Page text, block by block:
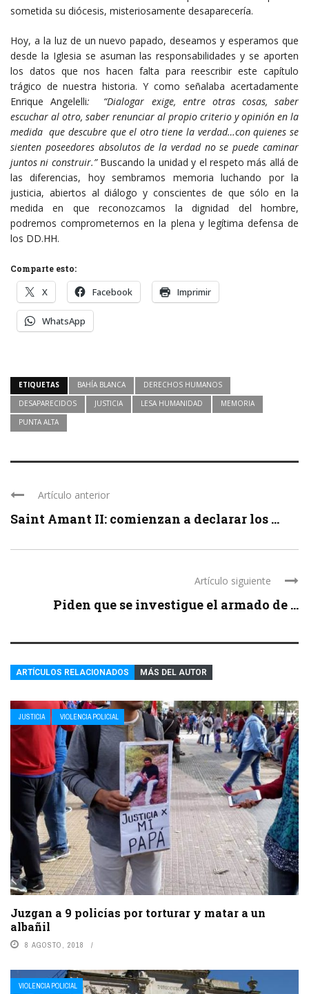
sometida su diócesis, misteriosamente desaparecería.
Hoy, a la luz de un nuevo papado, deseamos y esperamos que
desde la Iglesia se asuman las responsabilidades y se aporten
los datos que nos hacen falta para reescribir este capítulo
trágico de nuestra historia. Y como señalaba acertadamente
Enrique Angelelli:
“Dialogar exige, entre otras cosas, saber
escuchar al otro, saber renunciar al propio criterio y opinión en la
medida que descubre que el otro tiene la verdad…con quienes se
sienten poseedores absolutos de la verdad no se puede caminar
juntos ni construir.”Buscando la unidad y el respeto más allá de
las diferencias, hoy sembramos memoria luchando por la
justicia, abiertos al diálogo y conscientes de que sólo en la
medida en que reconozcamos la dignidad del hombre,
podremos comprometernos en la plena y legítima defensa de
los DD.HH.
Comparte esto:
X Facebook Imprimir
WhatsApp
ETIQUETAS BAHÍA BLANCA
DERECHOS HUMANOS
DESAPARECIDOS
JUSTICIA LESA HUMANIDAD
MEMORIA
PUNTA ALTA
Artículo anterior
Saint Amant II: comienzan a declarar los ...
Artículo siguiente
Piden que se investigue el armado de ...
ARTÍCULOS RELACIONADOS MÁS DEL AUTOR
JUSTICIA VIOLENCIA POLICIAL
Juzgan a 9 policías por torturar y matar a un
albañil
8 AGOSTO, 2018
VIOLENCIA POLICIAL